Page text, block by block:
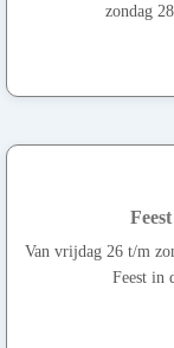
zondag
Van vrijdag 26 t/m
Feest in